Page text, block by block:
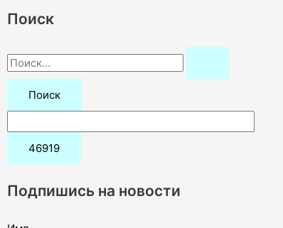
Поиск
П
о
:
Подпишись на новости